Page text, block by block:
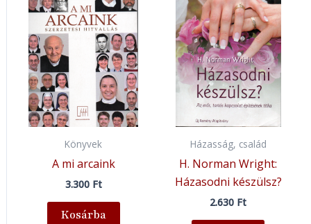
Könyvek
A mi arcaink
3.300 Ft
Kosárba
Házasság, család
H. Norman Wright:
Házasodni készülsz?
2.630 Ft